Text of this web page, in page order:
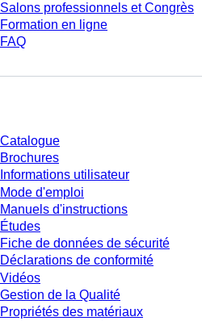
Salons professionnels et Congrès
Formation en ligne
FAQ
Catalogue
Brochures
Informations utilisateur
Mode d'emploi
Manuels d'instructions
Études
Fiche de données de sécurité
Déclarations de conformité
Vidéos
Gestion de la Qualité
Propriétés des matériaux